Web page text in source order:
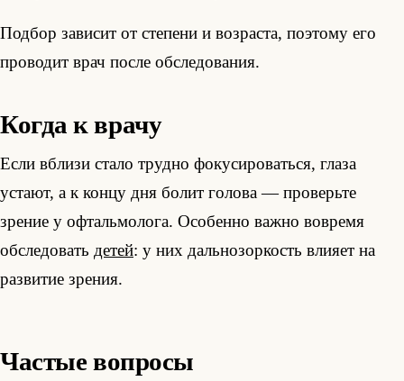
Подбор зависит от степени и возраста, поэтому его
проводит врач после обследования.
Когда к врачу
Если вблизи стало трудно фокусироваться, глаза
устают, а к концу дня болит голова — проверьте
зрение у офтальмолога. Особенно важно вовремя
обследовать детей: у них дальнозоркость влияет на
развитие зрения.
Частые вопросы